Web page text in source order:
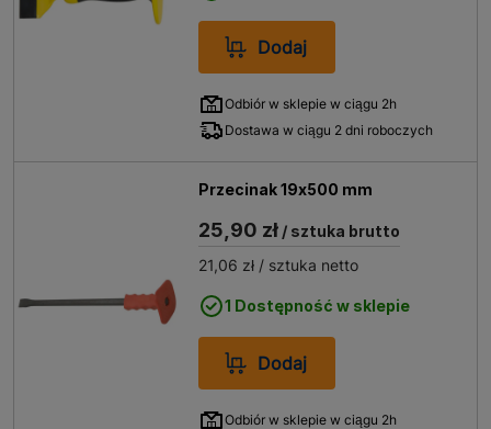
Dodaj
Odbiór w sklepie w ciągu 2h
Dostawa w ciągu 2 dni roboczych
Przecinak 19x500 mm
25,90 zł / sztuka brutto
21,06 zł / sztuka netto
1 Dostępność w sklepie
Dodaj
Odbiór w sklepie w ciągu 2h